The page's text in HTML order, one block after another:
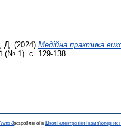
Д. (2024) Медійна практика
(№ 1). с. 129-138.
3розробленої в Школі електроніки і комп'ютерних